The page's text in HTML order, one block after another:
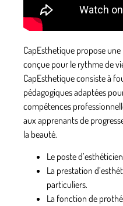
CapEsthetique propose
conçue pour le rythme de
CapEsthetique consiste à
pédagogiques adaptées
compétences
aux apprenants de
la beauté.
Le poste
La prestation
particuliers.
La fonction de